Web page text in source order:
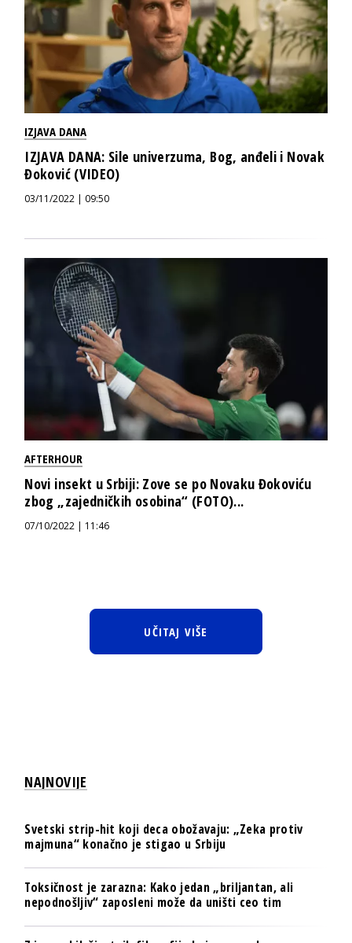
IZJAVA DANA
IZJAVA DANA: Sile univerzuma, Bog, anđeli i Novak
Đoković (VIDEO)
03/11/2022 | 09:50
AFTERHOUR
Novi insekt u Srbiji: Zove se po Novaku Đokoviću
zbog „zajedničkih osobina“ (FOTO)...
07/10/2022 | 11:46
UČITAJ VIŠE
NAJNOVIJE
Svetski strip-hit koji deca obožavaju: „Zeka protiv
majmuna“ konačno je stigao u Srbiju
Toksičnost je zarazna: Kako jedan „briljantan, ali
nepodnošljiv“ zaposleni može da uništi ceo tim